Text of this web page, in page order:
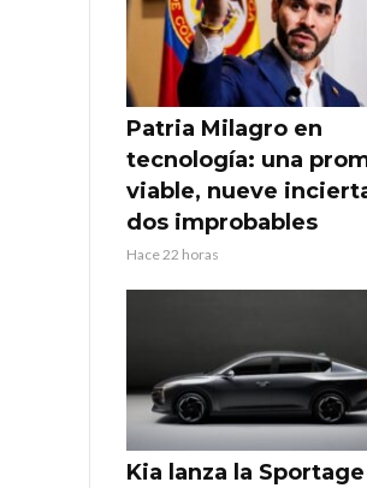
Patria Milagro en
tecnología: una
viable, nueve
dos improbables
Hace 22 horas
Kia lanza la Sportage